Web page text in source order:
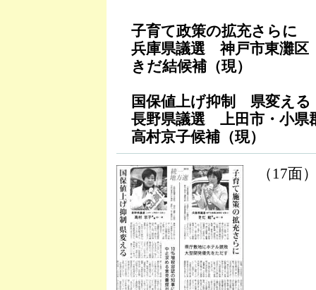
子育て政策の拡充さらに
兵庫県議選 神戸市東灘区
きだ結候補（現）
国保値上げ抑制 県変える
長野県議選 上田市・小県
高村京子候補（現）
（17面